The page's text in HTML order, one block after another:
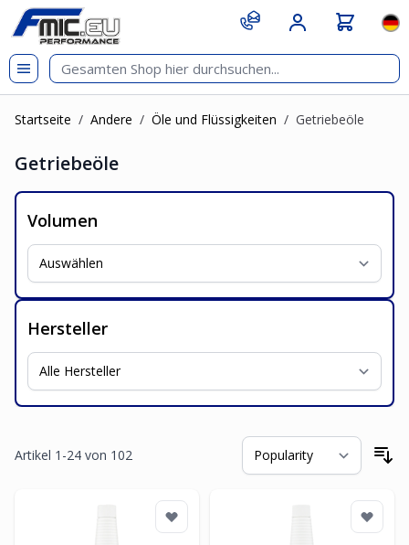
Zum Inhalt springen
git s
Startseite / Andere / Öle und Flüssigkeiten / Getriebeöle
Getriebeöle
Volumen
Hersteller
Artikel 1 -24 von 102